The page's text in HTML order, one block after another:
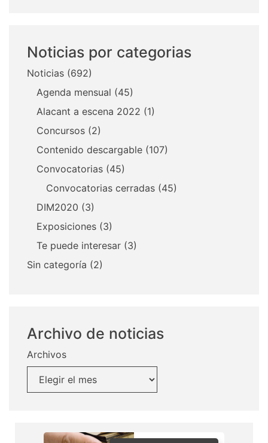
Noticias por categorias
Noticias (692)
Agenda mensual (45)
Alacant a escena 2022 (1)
Concursos (2)
Contenido descargable (107)
Convocatorias (45)
Convocatorias cerradas (45)
DIM2020 (3)
Exposiciones (3)
Te puede interesar (3)
Sin categoría (2)
Archivo de noticias
Archivos